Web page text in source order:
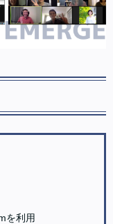
を利用